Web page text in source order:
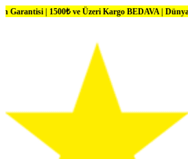
ve Üzeri Kargo BEDAVA | Dünya